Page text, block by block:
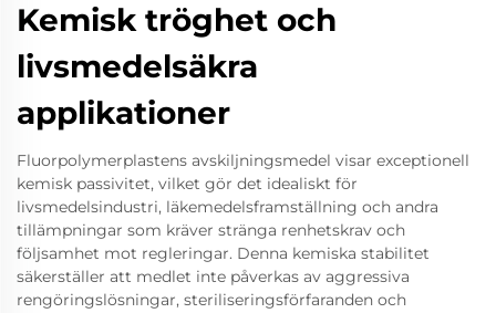
Kemisk tröghet och
livsmedelsäkra
applikationer
Fluorpolymerplastens avskiljningsmedel visar exceptionell
kemisk passivitet, vilket gör det idealiskt för
livsmedelsindustri, läkemedelsframställning och andra
tillämpningar som kräver stränga renhetskrav och
följsamhet mot regleringar. Denna kemiska stabilitet
säkerställer att medlet inte påverkas av aggressiva
rengöringslösningar, steriliseringsförfaranden och